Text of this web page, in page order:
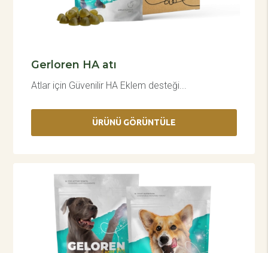
Gerloren HA atı
Atlar için Güvenilir HA Eklem desteği...
ÜRÜNÜ GÖRÜNTÜLE